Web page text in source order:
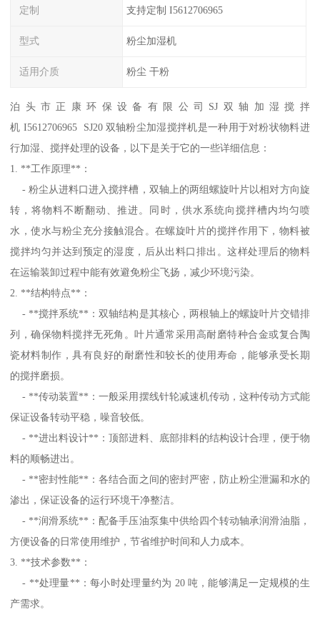
定制 支持定制 I5612706965
型式 粉尘加湿机
适用介质 粉尘 干粉
泊头市正康环保设备有限公司SJ双轴加湿搅拌
机 I5612706965 SJ20 双轴粉尘加湿搅拌机是一种用于对粉状物料进
行加湿、搅拌处理的设备，以下是关于它的一些详细信息：
1. **工作原理**：
- 粉尘从进料口进入搅拌槽，双轴上的两组螺旋叶片以相对方向旋
转，将物料不断翻动、推进。同时，供水系统向搅拌槽内均匀喷
水，使水与粉尘充分接触混合。在螺旋叶片的搅拌作用下，物料被
搅拌均匀并达到预定的湿度，后从出料口排出。这样处理后的物料
在运输装卸过程中能有效避免粉尘飞扬，减少环境污染。
2. **结构特点**：
- **搅拌系统**：双轴结构是其核心，两根轴上的螺旋叶片交错排
列，确保物料搅拌无死角。叶片通常采用高耐磨特种合金或复合陶
瓷材料制作，具有良好的耐磨性和较长的使用寿命，能够承受长期
的搅拌磨损。
- **传动装置**：一般采用摆线针轮减速机传动，这种传动方式能
保证设备转动平稳，噪音较低。
- **进出料设计**：顶部进料、底部排料的结构设计合理，便于物
料的顺畅进出。
- **密封性能**：各结合面之间的密封严密，防止粉尘泄漏和水的
渗出，保证设备的运行环境干净整洁。
- **润滑系统**：配备手压油泵集中供给四个转动轴承润滑油脂，
方便设备的日常使用维护，节省维护时间和人力成本。
3. **技术参数**：
- **处理量**：每小时处理量约为 20 吨，能够满足一定规模的生
产需求。